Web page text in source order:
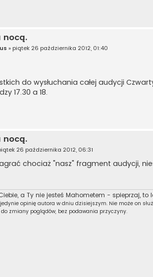
nocą.
» piątek 26 października 2012, 01:40
do wysłuchania całej audycji
17.30 a 18.
nocą.
26 października 2012, 06:31
chociaż "nasz" fragment audycji,
a Ty nie jesteś Mahometem - spieprzaj, to
opinię autora w dniu dzisiejszym. Nie może on
zmiany poglądów, bez podawania przyczyny.